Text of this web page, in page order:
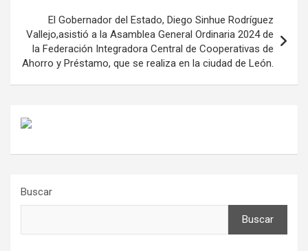
entradasEl Gobernador del Estado, Diego Sinhue Rodríguez
Vallejo,asistió a la Asamblea General Ordinaria 2024 de
la Federación Integradora Central de Cooperativas de
Ahorro y Préstamo, que se realiza en la ciudad de León.
Buscar
Buscar